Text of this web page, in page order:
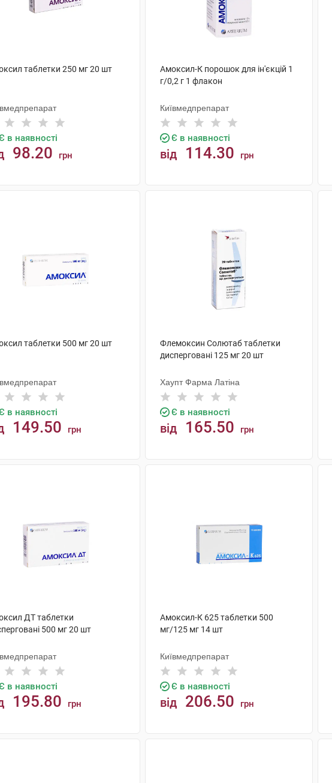
таблетки 250 мг 20 шт
в наявності
98.20 грн
Амоксил-К порошок для ін'єкцій 1
г/0,2 г 1 флакон
Київмедпрепарат
Є в наявності
від 114.30 грн
таблетки 500 мг 20 шт
в наявності
149.50 грн
Флемоксин Солютаб таблетки
дисперговані 125 мг 20 шт
Хаупт Фарма Латіна
Є в наявності
від 165.50 грн
ДТ таблетки
500 мг 20 шт
в наявності
195.80 грн
Амоксил-К 625 таблетки 500
мг/125 мг 14 шт
Київмедпрепарат
Є в наявності
від 206.50 грн